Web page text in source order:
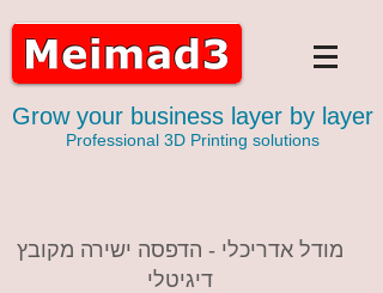
Grow your business layer by layer
Professional 3D Printing solutions
מודל אדריכלי - הדפסה ישירה מקובץ
דיגיטלי